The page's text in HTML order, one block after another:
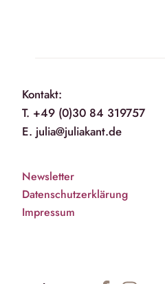
Kontakt:
T. +49 (0)30 84 319757
E. julia@juliakant.de
Newsletter
Datenschutzerklärung
Impressum